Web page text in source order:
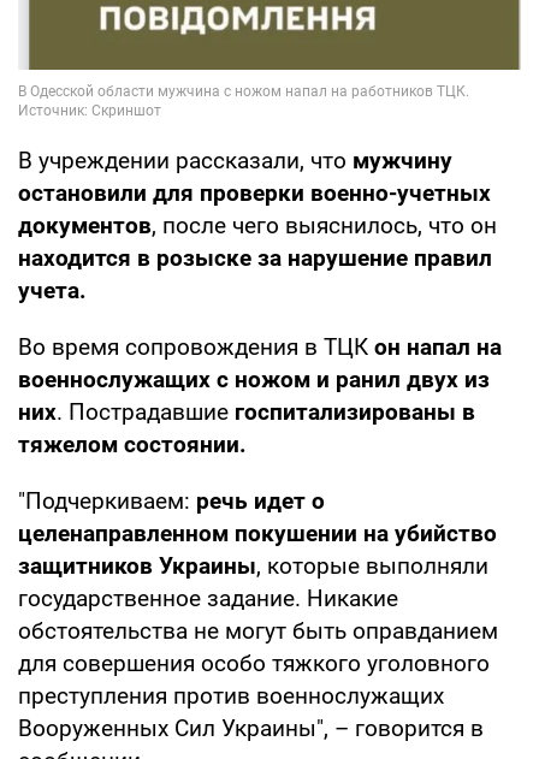
В учреждении рассказали, что мужчину
остановили для проверки военно-учетных
документов, после чего выяснилось, что он
находится в розыске за нарушение правил
учета.
Во время сопровождения в ТЦК он напал на
военнослужащих с ножом и ранил двух из
них. Пострадавшие госпитализированы в
тяжелом состоянии.
"Подчеркиваем: речь идет о
целенаправленном покушении на убийство
защитников Украины, которые выполняли
государственное задание. Никакие
обстоятельства не могут быть оправданием
для совершения особо тяжкого уголовного
преступления против военнослужащих
Вооруженных Сил Украины", – говорится в